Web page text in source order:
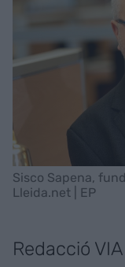
Sisco Sapena,
Lleida.net | EP
Redacció